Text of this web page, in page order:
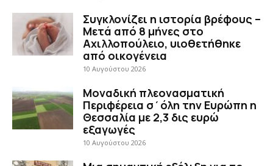
Συγκλονίζει η ιστορία βρέφους –
Μετά από 8 μήνες στο
Αχιλλοπούλειο, υιοθετήθηκε
από οικογένεια
10 Αυγούστου 2026
Μοναδική πλεονασματική
Περιφέρεια σ΄όλη την Ευρώπη η
Θεσσαλία με 2,3 δις ευρώ
εξαγωγές
10 Αυγούστου 2026